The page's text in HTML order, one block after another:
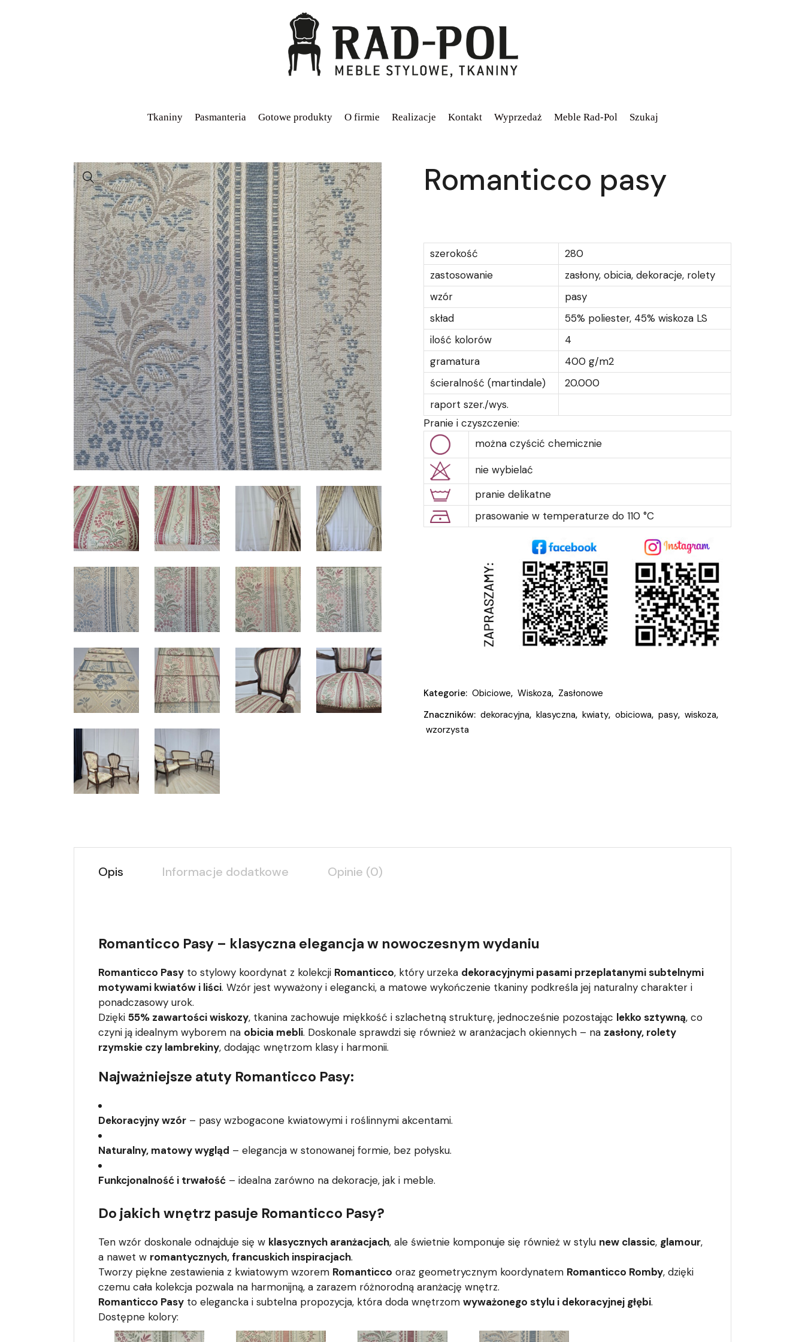
Tkaniny Pasmanteria Gotowe produkty O firmie Realizacje Kontakt Wyprzedaż Meble Rad-Pol Szukaj
Romanticco pasy
szerokość
280
zastosowanie
zasłony, obicia, dekoracje, rolety
wzór
pasy
skład
55% poliester, 45% wiskoza LS
ilość kolorów
4
gramatura
400 g/m2
ścieralność (martindale)
20.000
raport szer./wys.
Pranie i czyszczenie:
można czyścić chemicznie
nie wybielać
pranie delikatne
prasowanie w temperaturze do 110 °C
Kategorie: Obiciowe, Wiskoza, Zasłonowe
Znaczników: dekoracyjna, klasyczna, kwiaty, obiciowa, pasy, wiskoza,
wzorzysta
Opis Informacje dodatkowe Opinie (0)
Romanticco Pasy – klasyczna elegancja w nowoczesnym wydaniu
Romanticco Pasy to stylowy koordynat z kolekcji Romanticco, który urzeka dekoracyjnymi pasami przeplatanymi subtelnymi
motywami kwiatów i liści. Wzór jest wyważony i elegancki, a matowe wykończenie tkaniny podkreśla jej naturalny charakter i
ponadczasowy urok.
Dzięki 55% zawartości wiskozy, tkanina zachowuje miękkość i szlachetną strukturę, jednocześnie pozostając lekko sztywną, co
czyni ją idealnym wyborem na obicia mebli. Doskonale sprawdzi się również w aranżacjach okiennych – na zasłony, rolety
rzymskie czy lambrekiny, dodając wnętrzom klasy i harmonii.
Najważniejsze atuty Romanticco Pasy:
Dekoracyjny wzór – pasy wzbogacone kwiatowymi i roślinnymi akcentami.
Naturalny, matowy wygląd – elegancja w stonowanej formie, bez połysku.
Funkcjonalność i trwałość – idealna zarówno na dekoracje, jak i meble.
Do jakich wnętrz pasuje Romanticco Pasy?
Ten wzór doskonale odnajduje się w klasycznych aranżacjach, ale świetnie komponuje się również w stylu new classic, glamour,
a nawet w romantycznych, francuskich inspiracjach.
Tworzy piękne zestawienia z kwiatowym wzorem Romanticco oraz geometrycznym koordynatem Romanticco Romby, dzięki
czemu cała kolekcja pozwala na harmonijną, a zarazem różnorodną aranżację wnętrz.
Romanticco Pasy to elegancka i subtelna propozycja, która doda wnętrzom wyważonego stylu i dekoracyjnej głębi.
Dostępne kolory: